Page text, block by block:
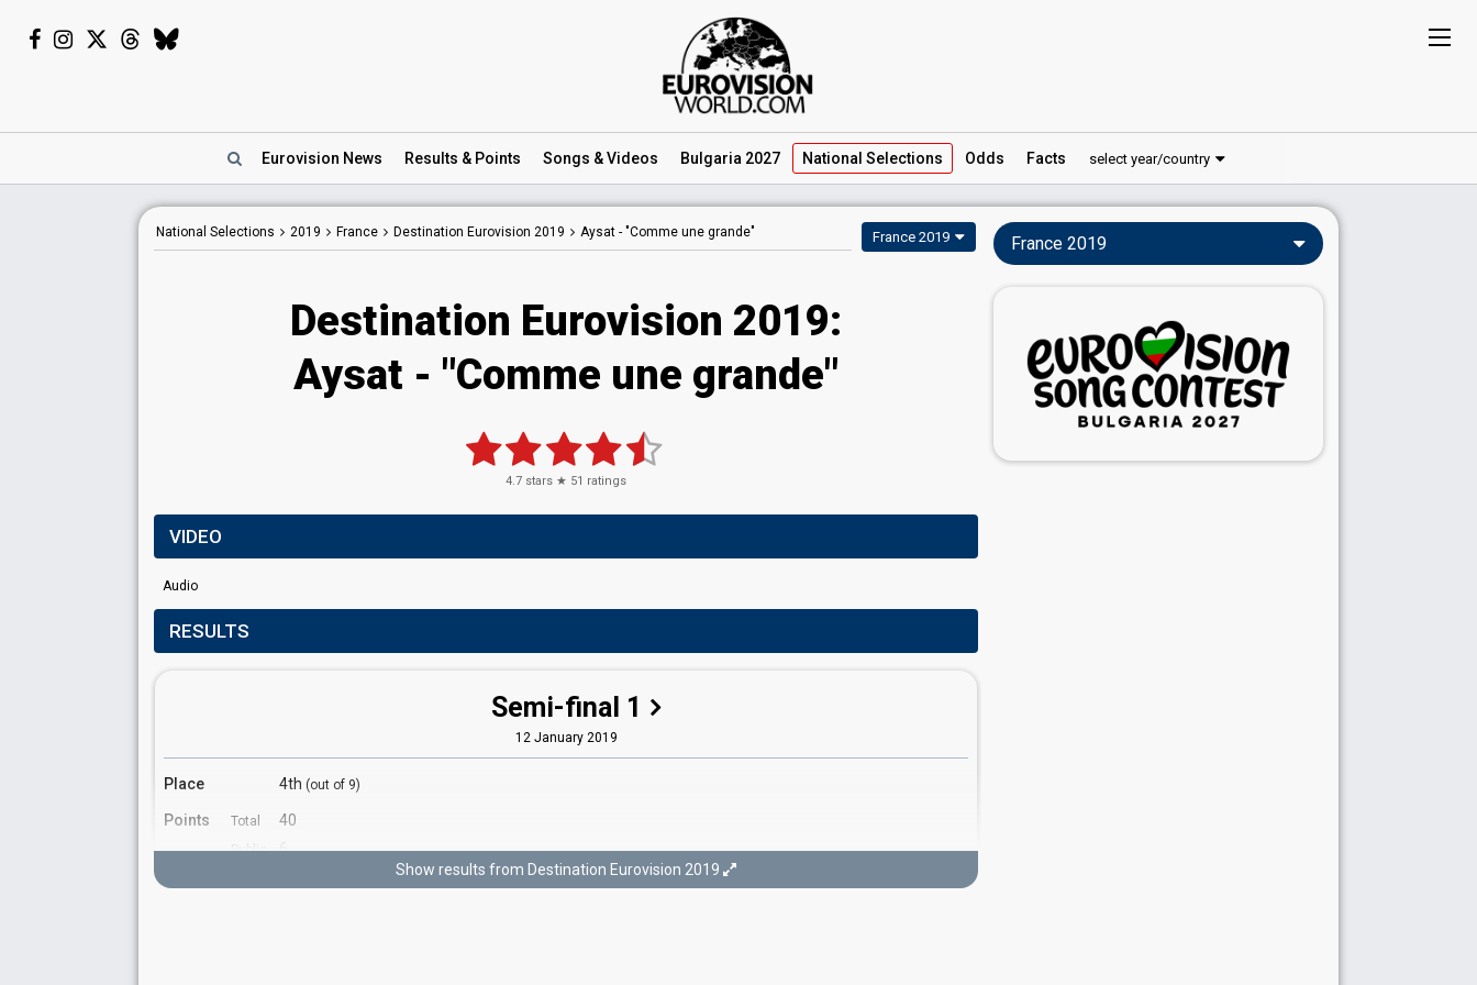
Eurovision News Results & Points Songs & Videos Bulgaria 2027 National Selections Odds Facts select year/country
National Selections 2019 France Destination Eurovision 2019 Aysat - "Comme une grande" France 2019
Destination Eurovision 2019:
Aysat - "Comme une grande"
4.7 stars ★ 51 ratings
VIDEO
Audio
RESULTS
Semi-final 1
12 January 2019
Place 4th (out of 9)
Points Total 40
Public 6
Show results from Destination Eurovision 2019
France 2019